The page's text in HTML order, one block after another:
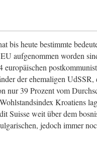
bis heute bestimmte
aufgenommen worden
der ehemaligen
nur 39 Prozent vom
Kroatiens
Suisse weit über dem
jedoch immer